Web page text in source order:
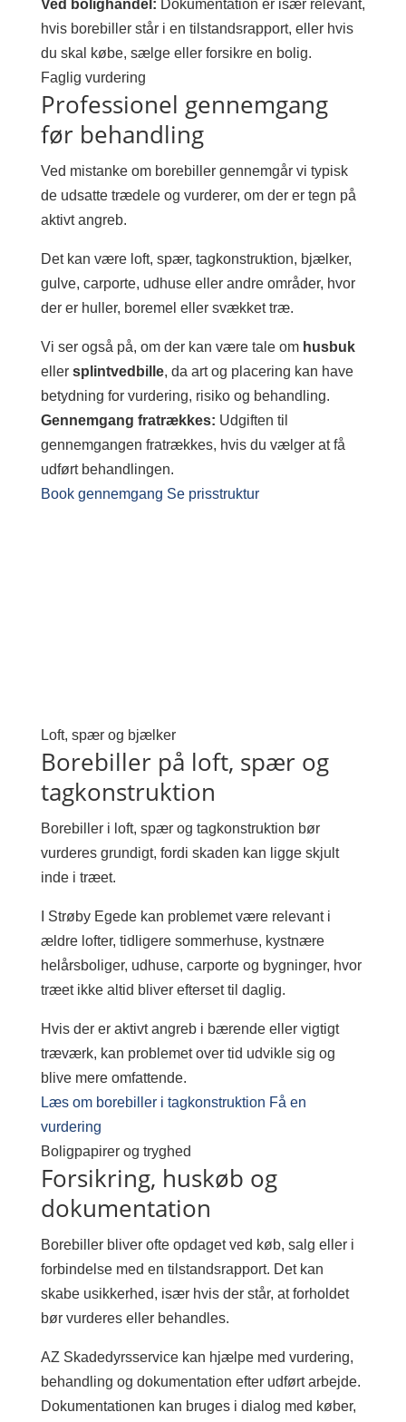
Ved bolighandel: Dokumentation er især relevant,
hvis borebiller står i en tilstandsrapport, eller hvis
du skal købe, sælge eller forsikre en bolig.
Faglig vurdering
Professionel gennemgang
før behandling
Ved mistanke om borebiller gennemgår vi typisk
de udsatte trædele og vurderer, om der er tegn på
aktivt angreb.
Det kan være loft, spær, tagkonstruktion, bjælker,
gulve, carporte, udhuse eller andre områder, hvor
der er huller, boremel eller svækket træ.
Vi ser også på, om der kan være tale om husbuk
eller splintvedbille, da art og placering kan have
betydning for vurdering, risiko og behandling.
Gennemgang fratrækkes: Udgiften til
gennemgangen fratrækkes, hvis du vælger at få
udført behandlingen.
Book gennemgang Se prisstruktur
Loft, spær og bjælker
Borebiller på loft, spær og
tagkonstruktion
Borebiller i loft, spær og tagkonstruktion bør
vurderes grundigt, fordi skaden kan ligge skjult
inde i træet.
I Strøby Egede kan problemet være relevant i
ældre lofter, tidligere sommerhuse, kystnære
helårsboliger, udhuse, carporte og bygninger, hvor
træet ikke altid bliver efterset til daglig.
Hvis der er aktivt angreb i bærende eller vigtigt
træværk, kan problemet over tid udvikle sig og
blive mere omfattende.
Læs om borebiller i tagkonstruktion Få en
vurdering
Boligpapirer og tryghed
Forsikring, huskøb og
dokumentation
Borebiller bliver ofte opdaget ved køb, salg eller i
forbindelse med en tilstandsrapport. Det kan
skabe usikkerhed, især hvis der står, at forholdet
bør vurderes eller behandles.
AZ Skadedyrsservice kan hjælpe med vurdering,
behandling og dokumentation efter udført arbejde.
Dokumentationen kan bruges i dialog med køber,